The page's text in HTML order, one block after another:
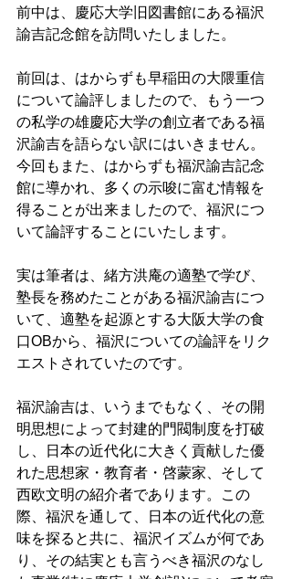
前中は、慶応大学旧図書館にある福沢
諭吉記念館を訪問いたしました。
前回は、はからずも早稲田の大隈重信
について論評しましたので、もう一つ
の私学の雄慶応大学の創立者である福
沢諭吉を語らない訳にはいきません。
今回もまた、はからずも福沢諭吉記念
館に導かれ、多くの示唆に富む情報を
得ることが出来ましたので、福沢につ
いて論評することにいたします。
実は筆者は、緒方洪庵の適塾で学び、
塾長を務めたことがある福沢諭吉につ
いて、適塾を起源とする大阪大学の食
口OBから、福沢についての論評をリク
エストされていたのです。
福沢諭吉は、いうまでもなく、その開
明思想によって封建的門閥制度を打破
し、日本の近代化に大きく貢献した優
れた思想家・教育者・啓蒙家、そして
西欧文明の紹介者であります。この
際、福沢を通して、日本の近代化の意
味を探ると共に、福沢イズムが何であ
り、その結実とも言うべき福沢のなし